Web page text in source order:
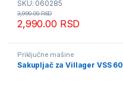
SKU: 060285
2,990.00 RSD
3,990.00RSD
Priključne mašine
Sakupljač za Villager VSS 60